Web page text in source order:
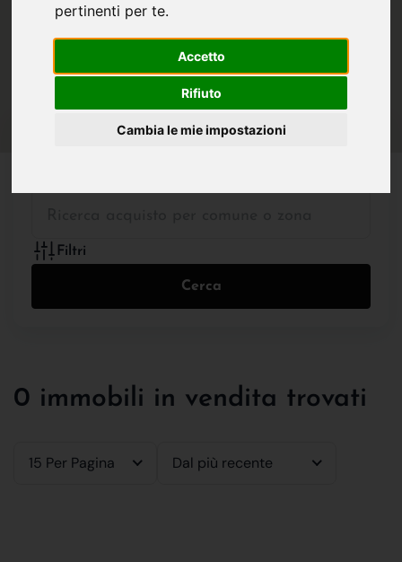
pertinenti per te.
Accetto
Rifiuto
Cambia le mie impostazioni
Filtri
Cerca
0 immobili in vendita trovati
15 Per Pagina Dal più recente